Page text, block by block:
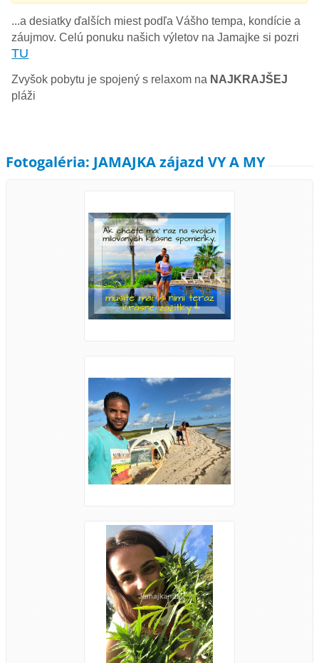
...a desiatky ďalších miest podľa Vášho tempa, kondície a
záujmov. Celú ponuku našich výletov na Jamajke si pozri
TU
Zvyšok pobytu je spojený s relaxom na NAJKRAJŠEJ
pláži
Fotogaléria: JAMAJKA zájazd VY A MY